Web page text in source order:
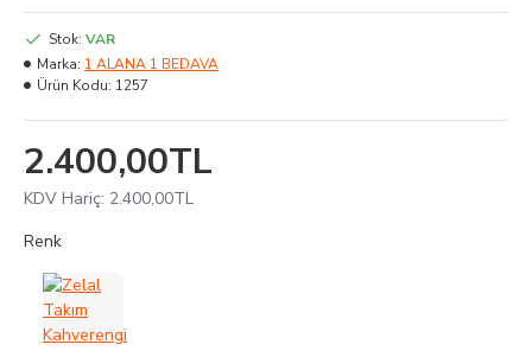
2.400,00TL
KDV Hariç: 2.400,00TL
Stok: VAR
Marka: 1 ALANA 1 BEDAVA
Ürün Kodu: 1257
Renk